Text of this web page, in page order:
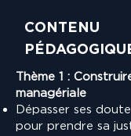
CONTENU
Thème 1 :
managériale
Dépasser ses
pour prendre sa